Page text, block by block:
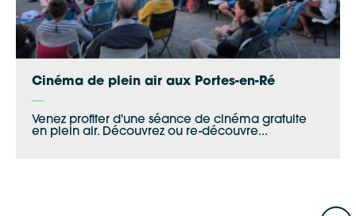
Cinéma de plein air aux Portes-en-Ré
Venez profiter d'une séance de cinéma gratuite
en plein air. Découvrez ou re-découvre...